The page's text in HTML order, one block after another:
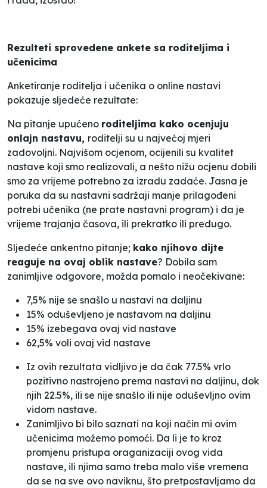
Rezulteti sprovedene ankete sa roditeljima i
učenicima
Anketiranje roditelja i učenika o online nastavi
pokazuje sljedeće rezultate:
Na pitanje upućeno roditeljima kako ocenjuju
onlajn nastavu, roditelji su u najvećoj mjeri
zadovoljni. Najvišom ocjenom, ocijenili su kvalitet
nastave koji smo realizovali, a nešto nižu ocjenu dobili
smo za vrijeme potrebno za izradu zadaće. Jasna je
poruka da su nastavni sadržaji manje prilagođeni
potrebi učenika (ne prate nastavni program) i da je
vrijeme trajanja časova, ili prekratko ili predugo.
Sljedeće ankentno pitanje; kako njihovo dijte
reaguje na ovaj oblik nastave? Dobila sam
zanimljive odgovore, možda pomalo i neočekivane:
7,5% nije se snašlo u nastavi na daljinu
15% oduševljeno je nastavom na daljinu
15% izebegava ovaj vid nastave
62,5% voli ovaj vid nastave
Iz ovih rezultata vidljivo je da čak 77.5% vrlo
pozitivno nastrojeno prema nastavi na daljinu, dok
njih 22.5%, ili se nije snašlo ili nije oduševljno ovim
vidom nastave.
Zanimljivo bi bilo saznati na koji način mi ovim
učenicima možemo pomoći. Da li je to kroz
promjenu pristupa oraganizaciji ovog vida
nastave, ili njima samo treba malo više vremena
da se na sve ovo naviknu, što pretpostavljamo da